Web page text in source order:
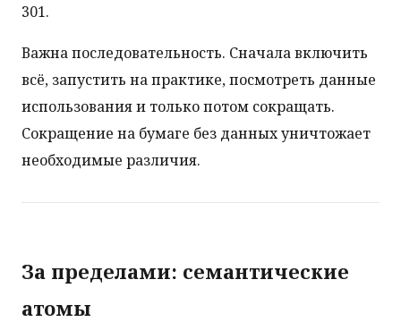
301.
Важна последовательность. Сначала включить
всё, запустить на практике, посмотреть данные
использования и только потом сокращать.
Сокращение на бумаге без данных уничтожает
необходимые различия.
За пределами: семантические
атомы